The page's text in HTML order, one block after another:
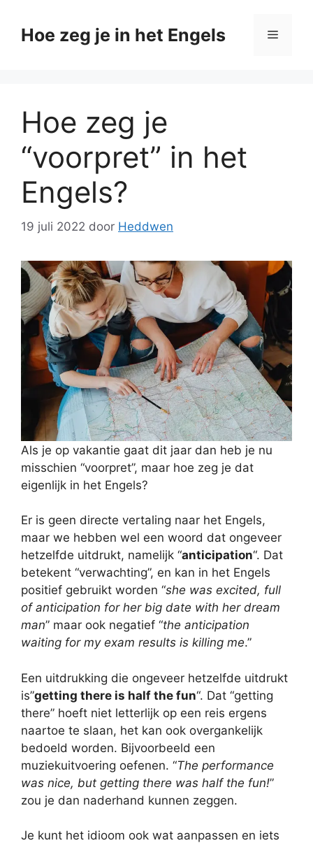
naarHoe zeg je in het Engels Menu
Hoe zeg je
“voorpret” in het
Engels?
19 juli 2022 door Heddwen
Als je op vakantie gaat dit jaar dan heb je nu
misschien “voorpret”, maar hoe zeg je dat
eigenlijk in het Engels?
Er is geen directe vertaling naar het Engels,
maar we hebben wel een woord dat ongeveer
hetzelfde uitdrukt, namelijk “anticipation“. Dat
betekent “verwachting”, en kan in het Engels
positief gebruikt worden “she was excited, full
of anticipation for her big date with her dream
man” maar ook negatief “the anticipation
waiting for my exam results is killing me.”
Een uitdrukking die ongeveer hetzelfde uitdrukt
is”getting there is half the fun“. Dat “getting
there” hoeft niet letterlijk op een reis ergens
naartoe te slaan, het kan ook overgankelijk
bedoeld worden. Bijvoorbeeld een
muziekuitvoering oefenen. “The performance
was nice, but getting there was half the fun!”
zou je dan naderhand kunnen zeggen.
Je kunt het idioom ook wat aanpassen en iets